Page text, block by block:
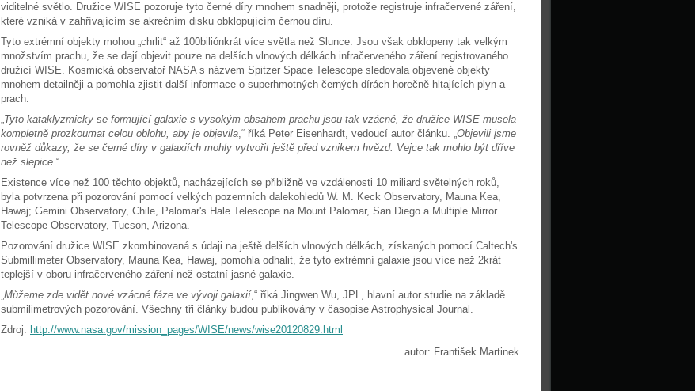
viditelné světlo. Družice WISE pozoruje tyto černé díry mnohem snadněji, protože registruje infračervené záření,
které vzniká v zahřívajícím se akrečním disku obklopujícím černou díru.
Tyto extrémní objekty mohou „chrlit“ až 100biliónkrát více světla než Slunce. Jsou však obklopeny tak velkým
množstvím prachu, že se dají objevit pouze na delších vlnových délkách infračerveného záření registrovaného
družicí WISE. Kosmická observatoř NASA s názvem Spitzer Space Telescope sledovala objevené objekty
mnohem detailněji a pomohla zjistit další informace o superhmotných černých dírách horečně hltajících plyn a
prach.
„Tyto kataklyzmicky se formující galaxie s vysokým obsahem prachu jsou tak vzácné, že družice WISE musela
kompletně prozkoumat celou oblohu, aby je objevila,“ říká Peter Eisenhardt, vedoucí autor článku. „Objevili jsme
rovněž důkazy, že se černé díry v galaxiích mohly vytvořit ještě před vznikem hvězd. Vejce tak mohlo být dříve
než slepice.“
Existence více než 100 těchto objektů, nacházejících se přibližně ve vzdálenosti 10 miliard světelných roků,
byla potvrzena při pozorování pomocí velkých pozemních dalekohledů W. M. Keck Observatory, Mauna Kea,
Hawaj; Gemini Observatory, Chile, Palomar's Hale Telescope na Mount Palomar, San Diego a Multiple Mirror
Telescope Observatory, Tucson, Arizona.
Pozorování družice WISE zkombinovaná s údaji na ještě delších vlnových délkách, získaných pomocí Caltech's
Submillimeter Observatory, Mauna Kea, Hawaj, pomohla odhalit, že tyto extrémní galaxie jsou více než 2krát
teplejší v oboru infračerveného záření než ostatní jasné galaxie.
„Můžeme zde vidět nové vzácné fáze ve vývoji galaxií,“ říká Jingwen Wu, JPL, hlavní autor studie na základě
submilimetrových pozorování. Všechny tři články budou publikovány v časopise Astrophysical Journal.
Zdroj: http://www.nasa.gov/mission_pages/WISE/news/wise20120829.html
autor: František Martinek